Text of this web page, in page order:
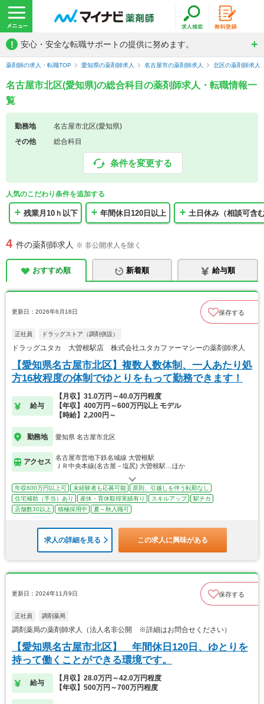
! 安心・安全な転職サポートの提供に努めます。
薬剤師の求人・転職TOP 愛知県の薬剤師求人 名古屋市の薬剤師求人 北区の薬剤師求人
名古屋市北区(愛知県)の総合科目の薬剤師求人・転職情報一
覧
勤務地
名古屋市北区(愛知県)
その他
総合科目
条件を変更する
人気のこだわり条件を追加する
残業月10ｈ以下 年間休日120日以上 土日休み（相談可含
4 件の薬剤師求人 ※ 非公開求人を除く
おすすめ順 新着順 給与順
更新日：2026年6月18日 保存する
正社員 ドラッグストア（調剤併設）
ドラッグユタカ 大曽根駅店 株式会社ユタカファーマシーの薬剤師求人
【愛知県名古屋市北区】複数人数体制、一人あたり処
方16枚程度の体制でゆとりをもって勤務できます！
給与
【月収】31.0万円～40.0万円程度
【年収】400万円～600万円以上 モデル
【時給】2,200円～
勤務地 愛知県 名古屋市北区
アクセス
名古屋市営地下鉄名城線 大曽根駅
ＪＲ中央本線(名古屋－塩尻) 大曽根駅…ほか
年収600万円以上可 未経験者も応募可能
原則、引越しを伴う転勤なし
住宅補助（手当）あり
産休・育休取得実績有り スキルアップ
駅チカ
店舗数30以上
積極採用中 夏～秋入職可
求人の詳細を見る この求人に興味がある
更新日：2024年11月9日 保存する
正社員 調剤薬局
調剤薬局の薬剤師求人（法人名非公開 ※詳細はお問合せください）
【愛知県名古屋市北区】 年間休日120日、ゆとりを
持って働くことができる環境です。
給与
【月収】28.0万円～42.0万円程度
【年収】500万円～700万円程度